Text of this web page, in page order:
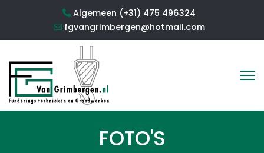
Algemeen (+31) 475 496324
fgvangrimbergen@hotmail.com
FOTO'S